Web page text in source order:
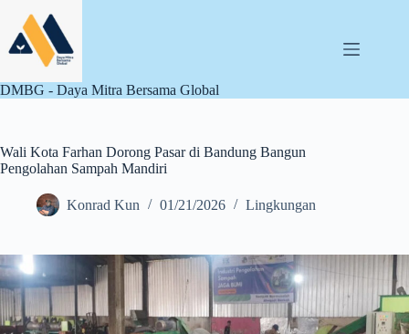
content
DMBG - Daya Mitra Bersama Global
Wali Kota Farhan Dorong Pasar di Bandung Bangun
Pengolahan Sampah Mandiri
Konrad Kun 01/21/2026 Lingkungan